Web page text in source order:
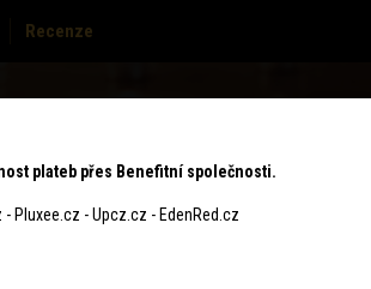
Recenze
plateb přes Benefitní společnosti.
- Pluxee.cz - Upcz.cz - EdenRed.cz